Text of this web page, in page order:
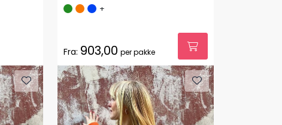
+
Fra: 903,00 per pakke